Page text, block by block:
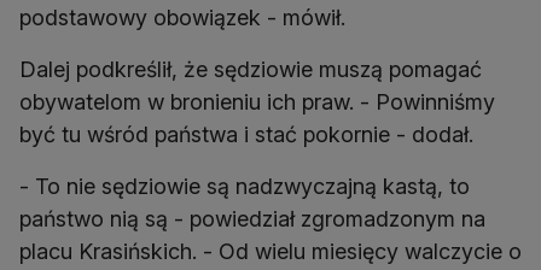
podstawowy obowiązek - mówił.
Dalej podkreślił, że sędziowie muszą pomagać
obywatelom w bronieniu ich praw. - Powinniśmy
być tu wśród państwa i stać pokornie - dodał.
- To nie sędziowie są nadzwyczajną kastą, to
państwo nią są - powiedział zgromadzonym na
placu Krasińskich. - Od wielu miesięcy walczycie o